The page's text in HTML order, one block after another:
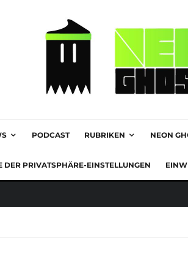
PODCAST RUBRIKEN NEON
DER PRIVATSPHÄRE-EINSTELLUNGEN